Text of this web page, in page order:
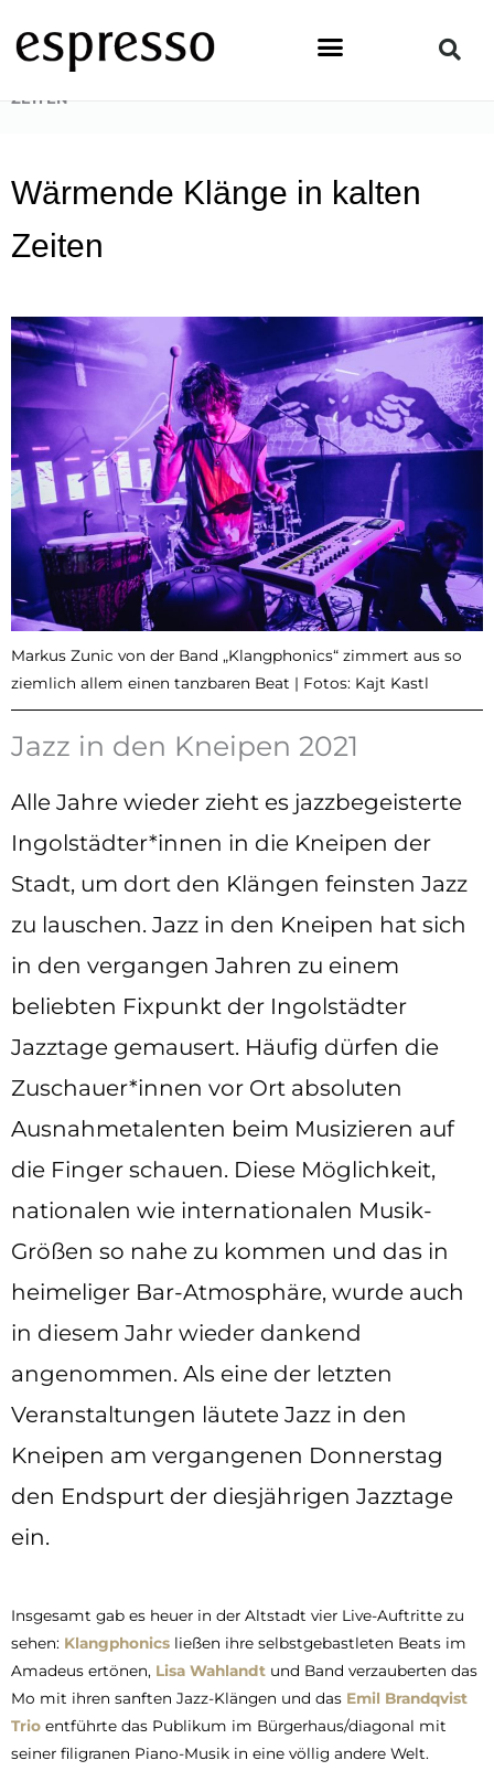
Inhalt
springen
STARTSEITE
ZEITEN
Wärmende Klänge in kalten
Zeiten
Markus Zunic von der Band „Klangphonics“ zimmert aus so
ziemlich allem einen tanzbaren Beat | Fotos: Kajt Kastl
Jazz in den Kneipen 2021
Alle Jahre wieder zieht es jazzbegeisterte
Ingolstädter*innen in die Kneipen der
Stadt, um dort den Klängen feinsten Jazz
zu lauschen. Jazz in den Kneipen hat sich
in den vergangen Jahren zu einem
beliebten Fixpunkt der Ingolstädter
Jazztage gemausert. Häufig dürfen die
Zuschauer*innen vor Ort absoluten
Ausnahmetalenten beim Musizieren auf
die Finger schauen. Diese Möglichkeit,
nationalen wie internationalen Musik-
Größen so nahe zu kommen und das in
heimeliger Bar-Atmosphäre, wurde auch
in diesem Jahr wieder dankend
angenommen. Als eine der letzten
Veranstaltungen läutete Jazz in den
Kneipen am vergangenen Donnerstag
den Endspurt der diesjährigen Jazztage
ein.
Insgesamt gab es heuer in der Altstadt vier Live-Auftritte zu
sehen: Klangphonics ließen ihre selbstgebastleten Beats im
Amadeus ertönen, Lisa Wahlandt und Band verzauberten das
Mo mit ihren sanften Jazz-Klängen und das Emil Brandqvist
Trio entführte das Publikum im Bürgerhaus/diagonal mit
seiner filigranen Piano-Musik in eine völlig andere Welt.